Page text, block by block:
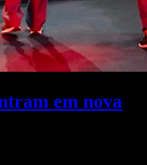
em nova